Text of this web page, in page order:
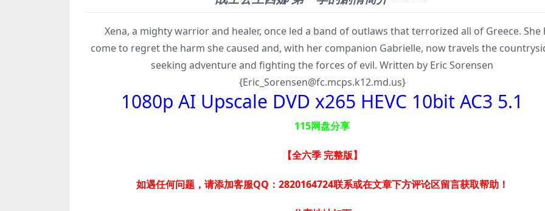
Xena, a mighty warrior and healer, once led a band of outlaws that terrorized all of Greece. She
come to regret the harm she caused and, with her companion Gabrielle, now travels the
seeking adventure and fighting the forces of evil. Written by Eric Sorensen
{Eric_Sorensen@fc.mcps.k12.md.us}
1080p AI Upscale DVD x265 HEVC 10bit AC3 5.1
115网盘分享
【全六季 完整版】
如遇任何问题，请添加客服QQ：2820164724联系或在文章下方评论区留言获取帮助！